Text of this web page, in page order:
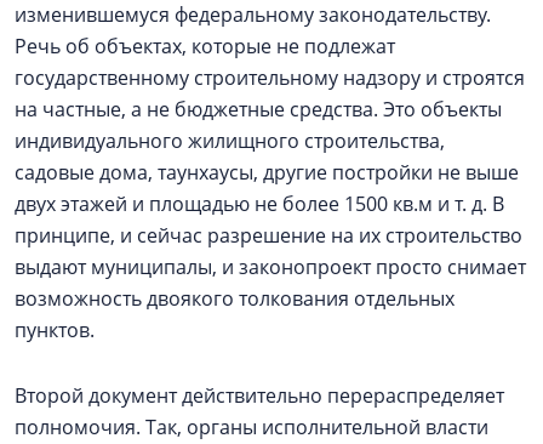
изменившемуся федеральному законодательству.
Речь об объектах, которые не подлежат
государственному строительному надзору и строятся
на частные, а не бюджетные средства. Это объекты
индивидуального жилищного строительства,
садовые дома, таунхаусы, другие постройки не выше
двух этажей и площадью не более 1500 кв.м и т. д. В
принципе, и сейчас разрешение на их строительство
выдают муниципалы, и законопроект просто снимает
возможность двоякого толкования отдельных
пунктов.
Второй документ действительно перераспределяет
полномочия. Так, органы исполнительной власти